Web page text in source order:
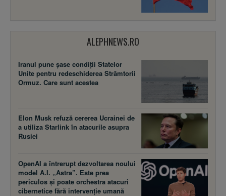
ALEPHNEWS.RO
Iranul pune șase condiții Statelor
Unite pentru redeschiderea Strâmtorii
Ormuz. Care sunt acestea
Elon Musk refuză cererea Ucrainei de
a utiliza Starlink în atacurile asupra
Rusiei
OpenAI a întrerupt dezvoltarea noului
model A.I. „Astra”. Este prea
periculos și poate orchestra atacuri
cibernetice fără intervenție umană